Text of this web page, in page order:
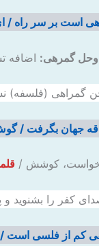
است بر سر راه /
وحل گمرهی: اضافه
گمراهی (فلسفه)
جهان بگرفت /
خواست، کوشش /
کفر را بشنوید و
کم از فلسی است